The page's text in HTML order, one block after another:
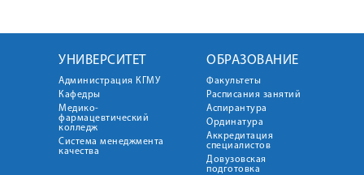
УНИВЕРСИТЕТ
Администрация КГМУ
Кафедры
Медико-
фармацевтический
колледж
Система менеджмента
качества
ОБРАЗОВАНИЕ
Факультеты
Расписания занятий
Аспирантура
Ординатура
Аккредитация
специалистов
Довузовская
подготовка